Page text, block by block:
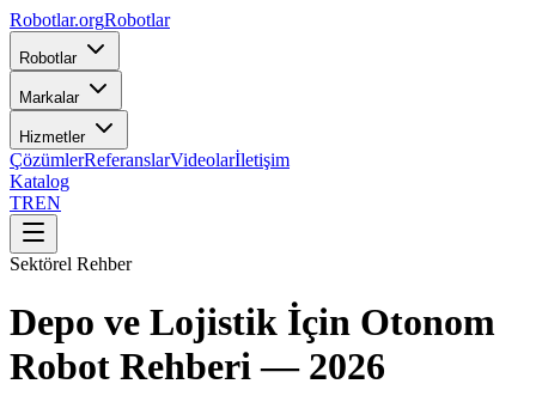
Robotlar.orgRobotlar
Robotlar
Markalar
Hizmetler
ÇözümlerReferanslarVideolarİletişim
Katalog
TREN
Sektörel Rehber
Depo ve Lojistik İçin Otonom
Robot Rehberi — 2026